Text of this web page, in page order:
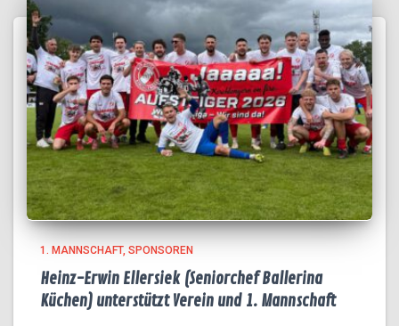
1. MANNSCHAFT SPONSOREN
Heinz-Erwin Ellersiek (Seniorchef Ballerina
Küchen) unterstützt Verein und 1. Mannschaft